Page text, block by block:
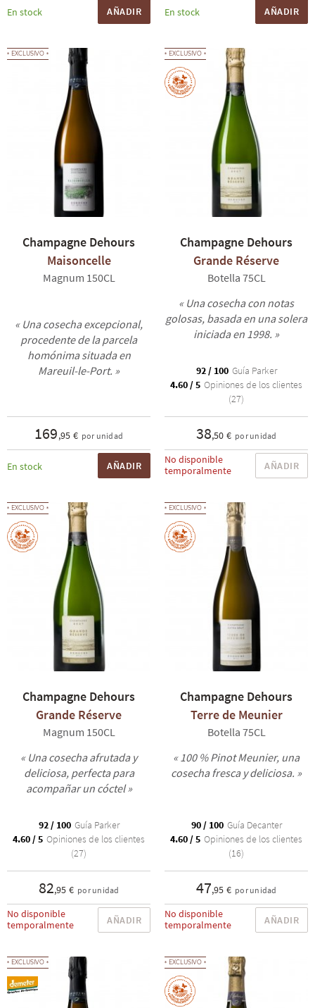
En stock AÑADIR En stock AÑADIR
EXCLUSIVO
Champagne Dehours
Maisoncelle
Magnum 150CL
« Una cosecha excepcional,
procedente de la parcela
homónima situada en
Mareuil-le-Port. »
169,95 € por unidad
En stock AÑADIR
EXCLUSIVO
Champagne Dehours
Grande Réserve
Botella 75CL
« Una cosecha con notas
golosas, basada en una solera
iniciada en 1998. »
92 / 100 Guía Parker
4.60 / 5 Opiniones de los clientes
(27)
38,50 € por unidad
No disponible
temporalmente
AÑADIR
EXCLUSIVO
Champagne Dehours
Grande Réserve
Magnum 150CL
« Una cosecha afrutada y
deliciosa, perfecta para
acompañar un cóctel »
92 / 100 Guía Parker
4.60 / 5 Opiniones de los clientes
(27)
82,95 € por unidad
No disponible
temporalmente
AÑADIR
EXCLUSIVO
Champagne Dehours
Terre de Meunier
Botella 75CL
« 100 % Pinot Meunier, una
cosecha fresca y deliciosa. »
90 / 100 Guía Decanter
4.60 / 5 Opiniones de los clientes
(16)
47,95 € por unidad
No disponible
temporalmente
AÑADIR
EXCLUSIVO EXCLUSIVO